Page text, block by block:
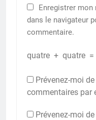
Enregistrer
dans le navigateur
commentaire.
quatre + quatre =
Prévenez-moi
commentaires par
Prévenez-moi